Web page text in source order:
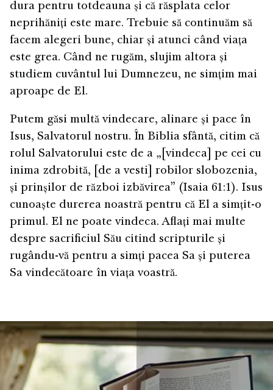
dura pentru totdeauna și că răsplata celor
neprihăniți este mare. Trebuie să continuăm să
facem alegeri bune, chiar și atunci când viața
este grea. Când ne rugăm, slujim altora și
studiem cuvântul lui Dumnezeu, ne simțim mai
aproape de El.
Putem găsi multă vindecare, alinare și pace în
Isus, Salvatorul nostru. În Biblia sfântă, citim că
rolul Salvatorului este de a „[vindeca] pe cei cu
inima zdrobită, [de a vesti] robilor slobozenia,
și prinșilor de război izbăvirea” (Isaia 61:1). Isus
cunoaște durerea noastră pentru că El a simțit-o
primul. El ne poate vindeca. Aflați mai multe
despre sacrificiul Său citind scripturile și
rugându-vă pentru a simți pacea Sa și puterea
Sa vindecătoare în viața voastră.